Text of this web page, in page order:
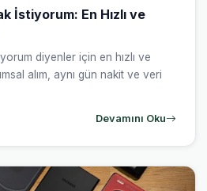
İstiyorum: En Hızlı ve
diyenler için en hızlı ve
alım, aynı gün nakit ve veri
Devamını Oku